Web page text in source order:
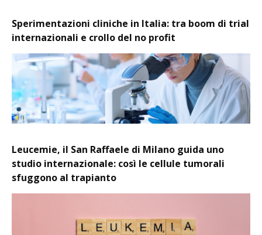
Sperimentazioni cliniche in Italia: tra boom di trial
internazionali e crollo del no profit
Leucemie, il San Raffaele di Milano guida uno
studio internazionale: così le cellule tumorali
sfuggono al trapianto